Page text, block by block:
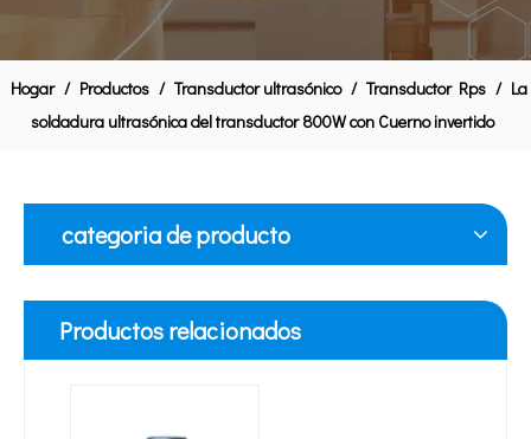
Hogar / Productos / Transductor ultrasónico / Transductor Rps / La
soldadura ultrasónica del transductor 800W con Cuerno invertido
categoria de producto
Productos relacionados